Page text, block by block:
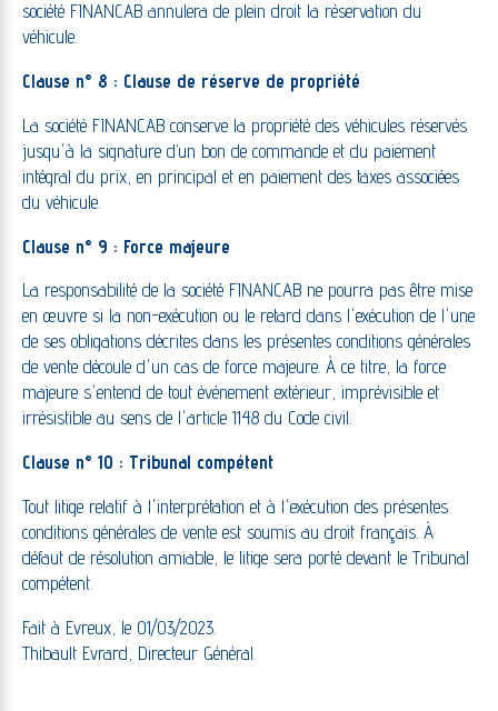
société FINANCAB annulera de plein droit la réservation du
véhicule.
Clause n° 8 : Clause de réserve de propriété
La société FINANCAB conserve la propriété des véhicules réservés
jusqu'à la signature d’un bon de commande et du paiement
intégral du prix, en principal et en paiement des taxes associées
du véhicule.
Clause n° 9 : Force majeure
La responsabilité de la société FINANCAB ne pourra pas être mise
en œuvre si la non-exécution ou le retard dans l'exécution de l'une
de ses obligations décrites dans les présentes conditions générales
de vente découle d'un cas de force majeure. À ce titre, la force
majeure s'entend de tout événement extérieur, imprévisible et
irrésistible au sens de l'article 1148 du Code civil.
Clause n° 10 : Tribunal compétent
Tout litige relatif à l'interprétation et à l'exécution des présentes
conditions générales de vente est soumis au droit français. À
défaut de résolution amiable, le litige sera porté devant le Tribunal
compétent.
Fait à Evreux, le 01/03/2023.
Thibault Evrard, Directeur Général.